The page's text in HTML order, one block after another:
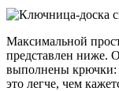
Максимальной
представлен ниже.
выполнены крючки:
это легче, чем